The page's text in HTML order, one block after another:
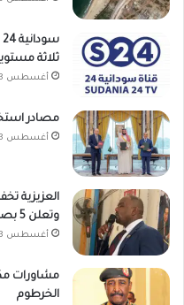
ثلاثة
أغسطس 8, 2026
مصادر
أغسطس 8, 2026
وتعلن 5 بصات مجانية لاول أفواج ليبيا
أغسطس 8, 2026
مشاورات
الخرطوم